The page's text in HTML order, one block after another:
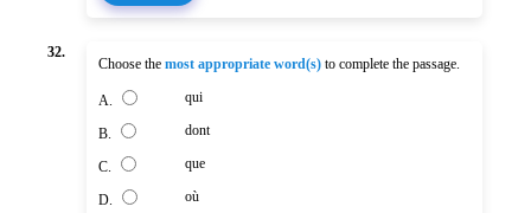
32.
Choose the most appropriate word(s) to complete the passage.
A. qui
B. dont
C. que
D. où